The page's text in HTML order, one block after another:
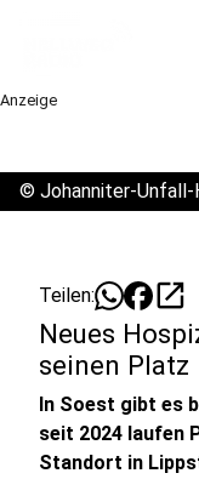
Anzeige
© Johanniter-Unfall-
Teilen: open_in_new
Neues
seinen Platz
In Soest gibt es
seit 2024 laufen
Standort in